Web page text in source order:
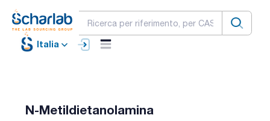
Italia
N-Metildietanolamina